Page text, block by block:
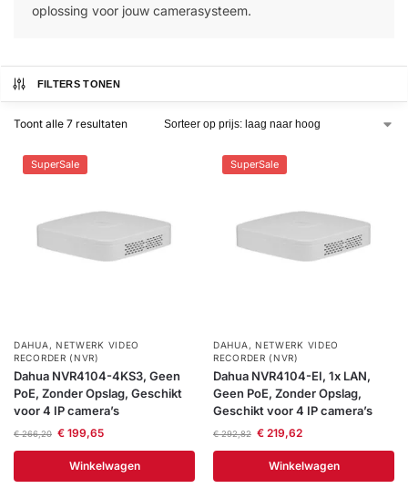
samenstellen
met
Alarmsystemen
Camera's
Branddetectie
Inbraakbeveiliging
Merken
Contact Help Wagen
oplossing voor jouw camerasysteem.
FILTERS TONEN
Toont alle 7 resultaten
SuperSale
DAHUA , NETWERK VIDEO
RECORDER (NVR)
Dahua NVR4104-4KS3, Geen
PoE, Zonder Opslag, Geschikt
voor 4 IP camera’s
€266,20 €199,65
Winkelwagen
SuperSale
DAHUA , NETWERK VIDEO
RECORDER (NVR)
Dahua NVR4104-EI, 1x LAN,
Geen PoE, Zonder Opslag,
Geschikt voor 4 IP camera’s
€292,82 €219,62
Winkelwagen